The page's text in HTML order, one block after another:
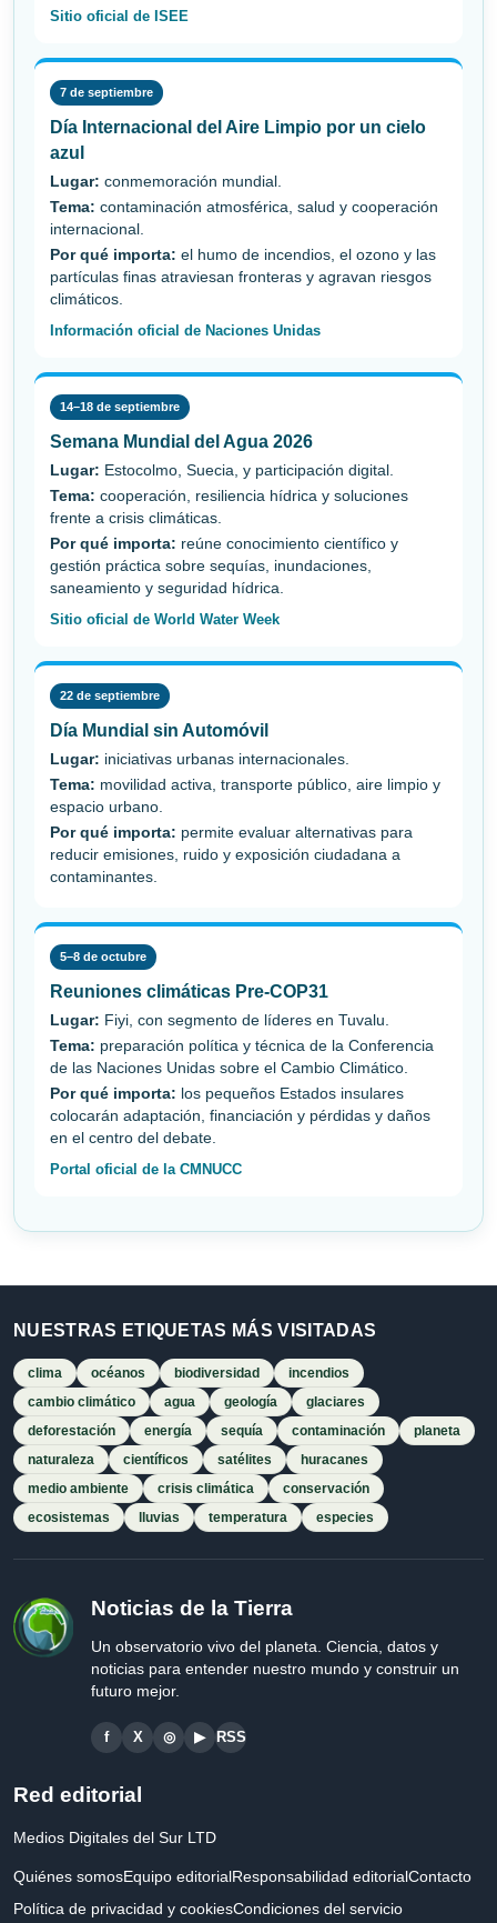
Sitio oficial de ISEE
7 de septiembre
Día Internacional del Aire Limpio por un cielo
azul
Lugar: conmemoración mundial.
Tema: contaminación atmosférica, salud y cooperación
internacional.
Por qué importa: el humo de incendios, el ozono y las
partículas finas atraviesan fronteras y agravan riesgos
climáticos.
Información oficial de Naciones Unidas
14–18 de septiembre
Semana Mundial del Agua 2026
Lugar: Estocolmo, Suecia, y participación digital.
Tema: cooperación, resiliencia hídrica y soluciones
frente a crisis climáticas.
Por qué importa: reúne conocimiento científico y
gestión práctica sobre sequías, inundaciones,
saneamiento y seguridad hídrica.
Sitio oficial de World Water Week
22 de septiembre
Día Mundial sin Automóvil
Lugar: iniciativas urbanas internacionales.
Tema: movilidad activa, transporte público, aire limpio y
espacio urbano.
Por qué importa: permite evaluar alternativas para
reducir emisiones, ruido y exposición ciudadana a
contaminantes.
5–8 de octubre
Reuniones climáticas Pre-COP31
Lugar: Fiyi, con segmento de líderes en Tuvalu.
Tema: preparación política y técnica de la Conferencia
de las Naciones Unidas sobre el Cambio Climático.
Por qué importa: los pequeños Estados insulares
colocarán adaptación, financiación y pérdidas y daños
en el centro del debate.
Portal oficial de la CMNUCC
NUESTRAS ETIQUETAS MÁS VISITADAS
clima océanos biodiversidad
incendios
cambio climático
agua geología
glaciares
deforestación
energía sequía contaminación
planeta
naturaleza
científicos satélites
huracanes
medio ambiente
crisis climática
conservación
ecosistemas
lluvias temperatura especies
Noticias de la Tierra
Un observatorio vivo del planeta. Ciencia, datos y
noticias para entender nuestro mundo y construir un
futuro mejor.
f X ◎ ▶ RSS
Red editorial
Medios Digitales del Sur LTD
Quiénes somosEquipo editorialResponsabilidad editorialContacto
Política de privacidad y cookiesCondiciones del servicio